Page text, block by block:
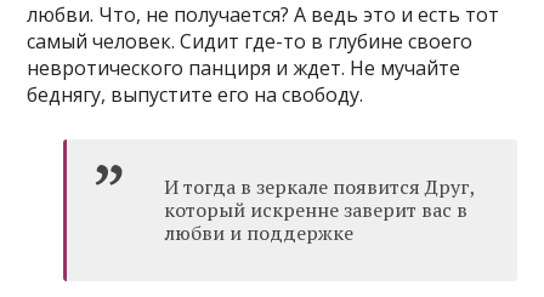
любви. Что, не получается? А ведь это и есть тот
самый человек. Сидит где-то в глубине своего
невротического панциря и ждет. Не мучайте
беднягу, выпустите его на свободу.
И тогда в зеркале появится Друг,
который искренне заверит вас в
любви и поддержке